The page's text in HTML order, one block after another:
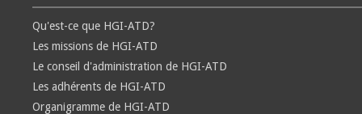
Qu'est-ce que HGI-ATD?
Les missions de HGI-ATD
Le conseil d'administration de HGI-ATD
Les adhérents de HGI-ATD
Organigramme de HGI-ATD